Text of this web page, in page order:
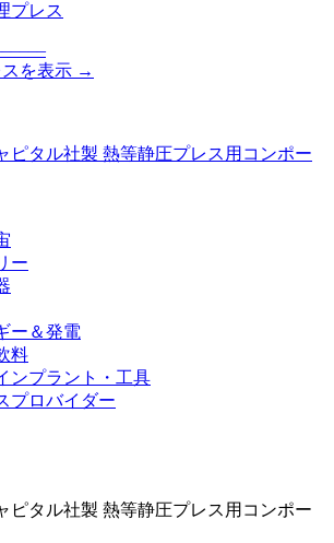
プレス
を表示 →
ピタル社製 熱等静圧プレス用コンポー
ー
ー＆発電
料
ンプラント・工具
プロバイダー
ピタル社製 熱等静圧プレス用コンポー